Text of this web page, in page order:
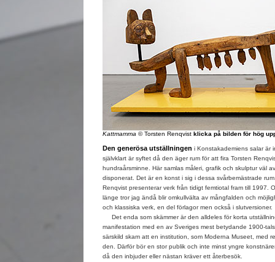
Kattmamma © Torsten Renqvistklicka på bilden för hög
Den generösa utställningen i Konstakademiens salar är
självklart är syftet då den äger rum för att fira Torsten
hundraårsminne. Här samlas måleri, grafik och skulptur väl
disponerat. Det är en konst i sig i dessa svårbemästrade
Renqvist presenterar verk från tidigt femtiotal fram till 1997.
länge tror jag ändå blir omkullvälta av mångfalden och
och klassiska verk, en del förlagor men också i slutversioner.
Det enda som skämmer är den alldeles för korta
manifestation med en av Sveriges mest betydande 1900-
särskild skam att en institution, som Moderna Museet, med
den. Därför bör en stor publik och inte minst yngre
då den inbjuder eller nästan kräver ett återbesök.